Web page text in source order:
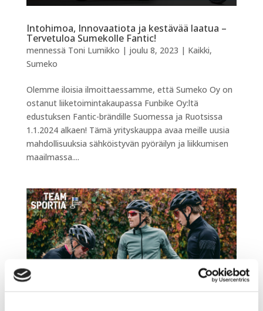
Intohimoa, Innovaatiota ja kestävää laatua –
Tervetuloa Sumekolle Fantic!
mennessä Toni Lumikko | joulu 8, 2023 | Kaikki,
Sumeko
Olemme iloisia ilmoittaessamme, että Sumeko Oy on
ostanut liiketoimintakaupassa Funbike Oy:ltä
edustuksen Fantic-brändille Suomessa ja Ruotsissa
1.1.2024 alkaen! Tämä yrityskauppa avaa meille uusia
mahdollisuuksia sähköistyvän pyöräilyn ja liikkumisen
maailmassa....